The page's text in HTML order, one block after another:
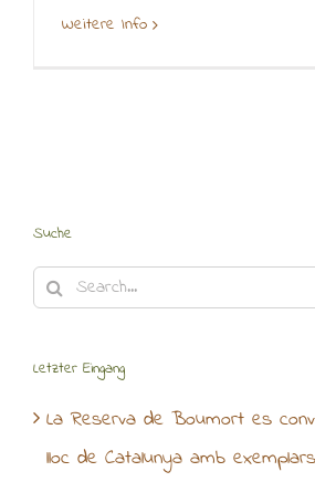
Weitere Info
Suche
Search
for:
Letzter Eingang
La Reserva de Boumort es
lloc de Catalunya amb